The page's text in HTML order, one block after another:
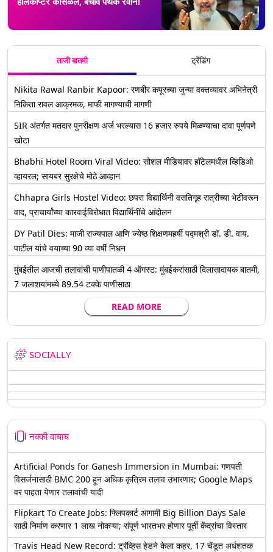
ताजी बातमी ट्रेंडिंग
Nikita Rawal Ranbir Kapoor: रणबीर कपूरच्या जुन्या वक्तव्यावर अभिनेत्री
निकिता रावल आक्रमक, माफी मागण्याची मागणी
SIR अंतर्गत मतदार पुनरीक्षण अर्ज भरल्यास 16 हजार रुपये मिळण्याचा दावा पूर्णपणे
खोटा
Bhabhi Hotel Room Viral Video: सोशल मीडियावर हॉटेलमधील व्हिडिओ
व्हायरल; सायबर सुरक्षेचे मोठे आव्हान
Chhapra Girls Hostel Video: छपरा विद्यार्थिनी वसतिगृह रात्रीच्या भेटीवरून
वाद, प्राचार्यांच्या कारवाईविरोधात विद्यार्थिनींचे आंदोलन
DY Patil Dies: माजी राज्यपाल आणि ज्येष्ठ शिक्षणमहर्षी पद्मश्री डॉ. डी. वाय.
पाटील यांचे वयाच्या 90 व्या वर्षी निधन
मुंबईतील आजची तलावांची पाणीपातळी 4 ऑगस्ट: मुंबईकरांसाठी दिलासादायक बातमी,
7 जलाशयांमध्ये 89.54 टक्के पाणीसाठा
READ MORE
SOCIALLY
नक्की वाचाच
Artificial Ponds for Ganesh Immersion in Mumbai: गणपती
विसर्जनासाठी BMC 200 हून अधिक कृत्रिम तलाव उभारणार; Google Maps
वर पाहता येणार तलावांची यादी
Flipkart To Create Jobs: फ्लिपकार्ट आगामी Big Billion Days Sale
साठी निर्माण करणार 1 लाख नोकऱ्या; संपूर्ण भारतभर होणार पूर्ती केंद्रांचा विस्तार
Travis Head New Record: ट्रॅव्हिस हेडने केला कहर, 17 चेंडूत अर्धशतक